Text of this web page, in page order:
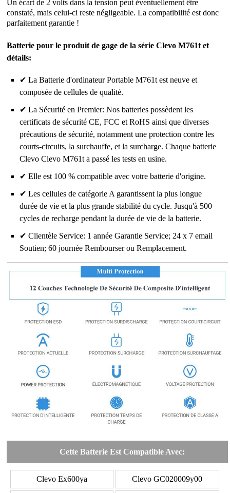
Un écart de 2 volts dans la tension peut éventuellement être
constaté, mais celui-ci reste négligeable. La compatibilité est donc
parfaitement garantie !
Batterie pour le produit de gage de la série Clevo M761t et
détails:
✔ La Batterie d'ordinateur Portable M761t est neuve et
composée de cellules de qualité.
✔ La Sécurité en Premier: Nos batteries possèdent les
certificats de sécurité CE, FCC et RoHS ainsi que diverses
précautions de sécurité, notamment une protection contre les
courts-circuits, la surchauffe, et la surcharge. Chaque batterie
Clevo Clevo M761t a passé les tests en usine.
✔ Elle est 100 % compatible avec votre batterie d'origine.
✔ Les cellules de catégorie A garantissent la plus longue
durée de vie et la plus grande stabilité du cycle. Jusqu'à 500
cycles de recharge pendant la durée de vie de la batterie.
✔ Clientèle Service: 1 année Garantie Service; 24 x 7 email
Soutien; 60 journée Rembourser ou Remplacement.
Cette Batterie Est Compatible Avec:
Clevo Ex600ya Clevo GC020009y00